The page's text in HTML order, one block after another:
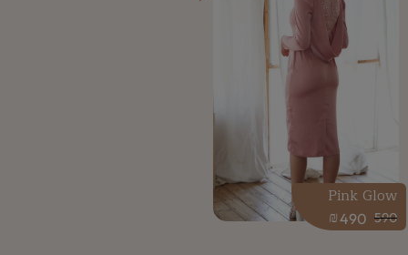
590
490
₪
Pink Glow